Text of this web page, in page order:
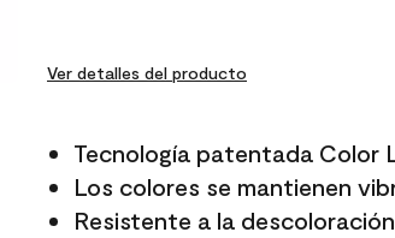
Ver detalles del producto
Tecnología patentada Color
Los colores se mantienen
Resistente a la